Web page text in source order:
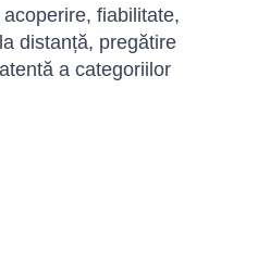
fiabilitate,
distanță, pregătire
a categoriilor